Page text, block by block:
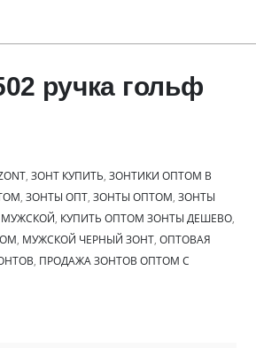
ручка гольф
, ЗОНТ КУПИТЬ, ЗОНТИКИ ОПТОМ В
, ЗОНТЫ ОПТ, ЗОНТЫ ОПТОМ, ЗОНТЫ
МУЖСКОЙ, КУПИТЬ ОПТОМ ЗОНТЫ ДЕШЕВО,
, МУЖСКОЙ ЧЕРНЫЙ ЗОНТ, ОПТОВАЯ
, ПРОДАЖА ЗОНТОВ ОПТОМ С